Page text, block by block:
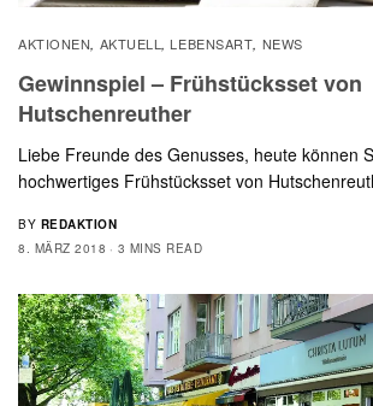
AKTIONEN, AKTUELL, LEBENSART, NEWS
Gewinnspiel – Frühstücksset von
Hutschenreuther
Liebe Freunde des Genusses, heute können
hochwertiges Frühstücksset von
BY REDAKTION
8. MÄRZ 2018
3 MINS READ